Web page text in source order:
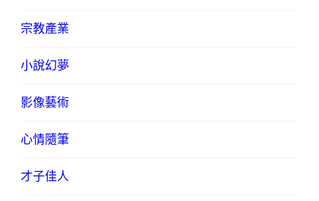
宗教產業
小說幻夢
影像藝術
心情隨筆
才子佳人